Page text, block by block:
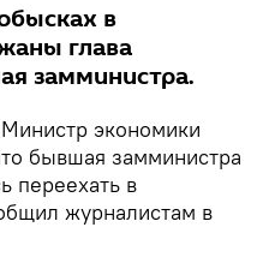
в
глава
замминистра.
Министр экономики
бывшая замминистра
переехать в
журналистам в